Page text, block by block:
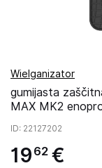
Wielganizator
gumijasta
MAX MK2
ID: 22127202
19 62 €